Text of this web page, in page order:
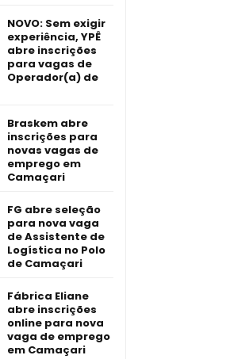
NOVO: Sem exigir
experiência, YPÊ
abre inscrições
para vagas de
Operador(a) de
Braskem abre
inscrições para
novas vagas de
emprego em
Camaçari
FG abre seleção
para nova vaga
de Assistente de
Logística no Polo
de Camaçari
Fábrica Eliane
abre inscrições
online para nova
vaga de emprego
em Camaçari